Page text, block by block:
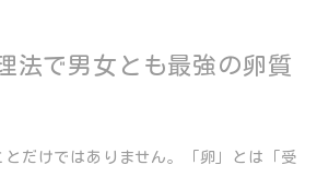
法で男女とも最強の卵質
だけではありません。「卵」とは「受